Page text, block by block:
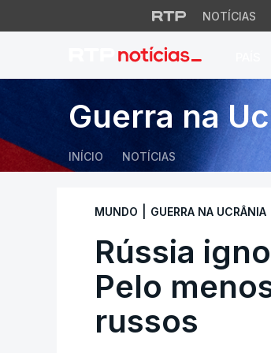
NOTÍCIAS
Rússia
Guerra na
INÍCIO NOTÍCIAS
MUNDO GUERRA NA UCRÂNIA
Rússia
Pelo
russos